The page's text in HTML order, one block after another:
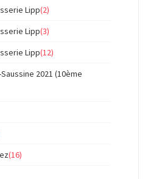
Lipp(2)
Lipp(3)
Lipp(12)
2021 (10ème
(16)